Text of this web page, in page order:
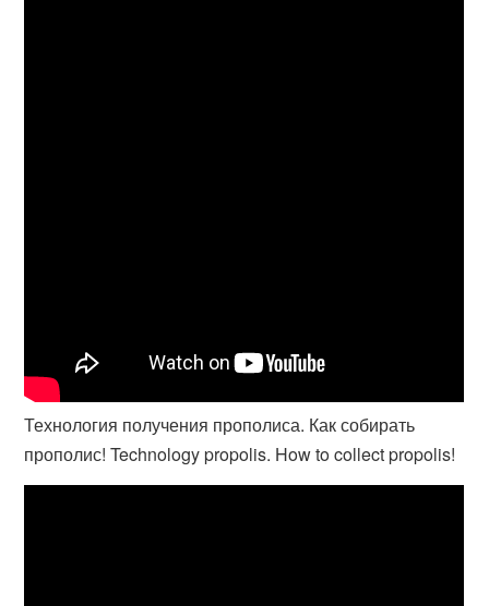
Технология получения прополиса. Как собирать
прополис! Technology propolis. How to collect propolis!